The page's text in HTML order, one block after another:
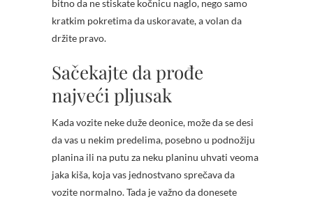
bitno da ne stiskate kočnicu naglo, nego samo
kratkim pokretima da uskoravate, a volan da
držite pravo.
Sačekajte da prođe
najveći pljusak
Kada vozite neke duže deonice, može da se desi
da vas u nekim predelima, posebno u podnožiju
planina ili na putu za neku planinu uhvati veoma
jaka kiša, koja vas jednostvano sprečava da
vozite normalno. Tada je važno da donesete